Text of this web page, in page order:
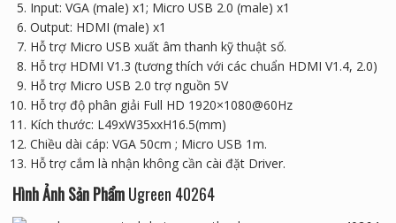
Input: VGA (male) x1; Micro USB 2.0 (male) x1
Output: HDMI (male) x1
Hỗ trợ Micro USB xuất âm thanh kỹ thuật số.
Hỗ trợ HDMI V1.3 (tương thích với các chuẩn HDMI V1.4, 2.0)
Hỗ trợ Micro USB 2.0 trợ nguồn 5V
Hỗ trợ độ phân giải Full HD 1920×1080@60Hz
Kích thước: L49xW35xxH16.5(mm)
Chiều dài cáp: VGA 50cm ; Micro USB 1m.
Hỗ trợ cắm là nhận không cần cài đặt Driver.
Hình Ảnh Sản PhẩmUgreen 40264